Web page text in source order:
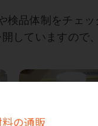
料の通販
検品体制をチェ
していますので